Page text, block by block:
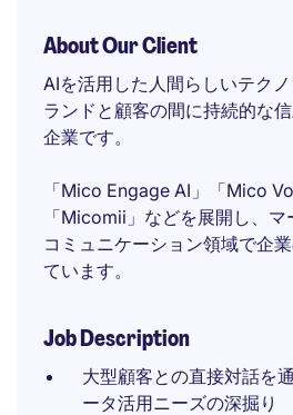
About Our Client
AIを活用した人間らしいテク
ランドと顧客の間に持続的な
企業です。
「Mico Engage AI」「Mico
「Micomii」などを展開し、
コミュニケーション領域で企
ています。
Job Description
大型顧客との直接対話を
ータ活用ニーズの深掘り